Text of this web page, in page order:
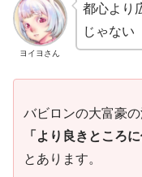
ヨイヨさん
都心より
じゃない
バビロンの大富豪
「より良きところに
とあります。